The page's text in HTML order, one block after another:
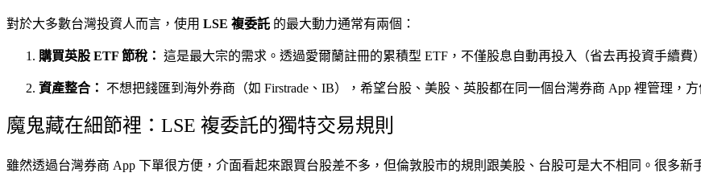
對於大多數台灣投資人而言，使用 LSE 複委託 的最大動力通常有兩個：
購買英股 ETF 節稅： 這是最大宗的需求。透過愛爾蘭註冊的累積型 ETF，不僅股息自動再投入（省去再投資手續費
資產整合： 不想把錢匯到海外券商（如 Firstrade、IB），希望台股、美股、英股都在同一個台灣券商 App 裡管理，
魔鬼藏在細節裡：LSE 複委託的獨特交易規則
雖然透過台灣券商 App 下單很方便，介面看起來跟買台股差不多，但倫敦股市的規則跟美股、台股可是大不相同。很多新